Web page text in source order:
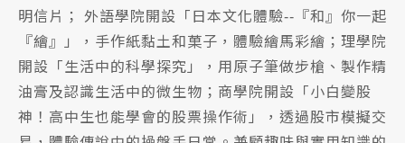
明信片； 外語學院開設「日本文化體驗--『和』你一起
『繪』」，手作紙黏土和菓子，體驗繪馬彩繪；理學院
開設「生活中的科學探究」，用原子筆做步槍、製作精
油膏及認識生活中的微生物；商學院開設「小白變股
神！高中生也能學會的股票操作術」，透過股市模擬交